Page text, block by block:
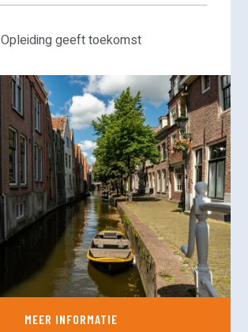
Opleiding geeft toekomst
MEER INFORMATIE